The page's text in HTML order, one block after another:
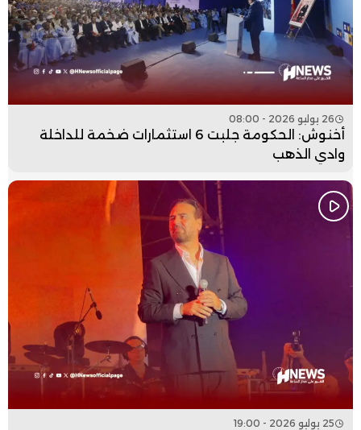
26 يوليو 2026 - 08:00
أخنوش: الحكومة جلبت 6 استثمارات ضخمة للداخلة
وادي الذهب
25 يوليو 2026 - 19:00